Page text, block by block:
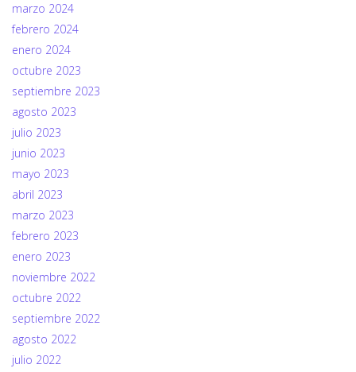
marzo 2024
febrero 2024
enero 2024
octubre 2023
septiembre 2023
agosto 2023
julio 2023
junio 2023
mayo 2023
abril 2023
marzo 2023
febrero 2023
enero 2023
noviembre 2022
octubre 2022
septiembre 2022
agosto 2022
julio 2022